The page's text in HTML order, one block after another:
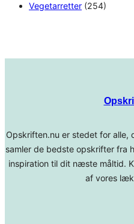
Vegetarretter (254)
Opskriften.nu er stedet for
samler de bedste opskrifter fra
inspiration til dit næste måltid.
af vores